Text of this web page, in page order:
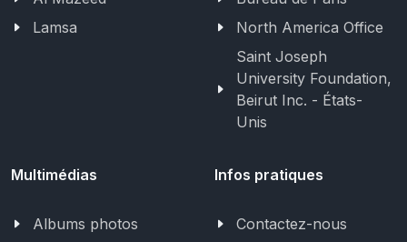
Lamsa
North America Office
Saint Joseph
University Foundation,
Beirut Inc. - États-
Unis
Multimédias
Albums photos
Infos pratiques
Contactez-nous